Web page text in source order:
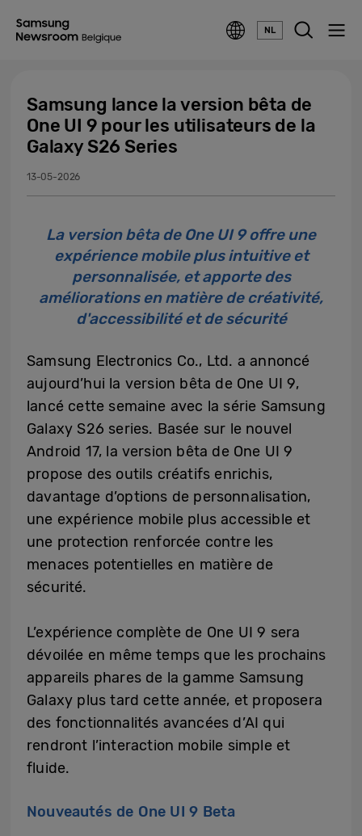
NL
Samsung lance la version bêta de
One UI 9 pour les utilisateurs de la
Galaxy S26 Series
13-05-2026
La version bêta de One UI 9 offre une
expérience mobile plus intuitive et
personnalisée, et apporte des
améliorations en matière de créativité,
d'accessibilité et de sécurité
Samsung Electronics Co., Ltd. a annoncé
aujourd’hui la version bêta de One UI 9,
lancé cette semaine avec la série Samsung
Galaxy S26 series. Basée sur le nouvel
Android 17, la version bêta de One UI 9
propose des outils créatifs enrichis,
davantage d’options de personnalisation,
une expérience mobile plus accessible et
une protection renforcée contre les
menaces potentielles en matière de
sécurité.
L’expérience complète de One UI 9 sera
dévoilée en même temps que les prochains
appareils phares de la gamme Samsung
Galaxy plus tard cette année, et proposera
des fonctionnalités avancées d’AI qui
rendront l’interaction mobile simple et
fluide.
Nouveautés de One UI 9 Beta